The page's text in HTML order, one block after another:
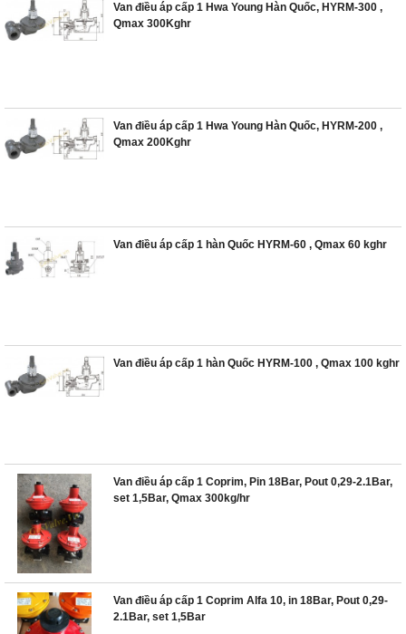
Van điều áp cấp 1 Hwa Young Hàn Quốc, HYRM-300 ,
Qmax 300Kghr
Van điều áp cấp 1 Hwa Young Hàn Quốc, HYRM-200 ,
Qmax 200Kghr
Van điều áp cấp 1 hàn Quốc HYRM-60 , Qmax 60 kghr
Van điều áp cấp 1 hàn Quốc HYRM-100 , Qmax 100 kghr
Van điều áp cấp 1 Coprim, Pin 18Bar, Pout 0,29-2.1Bar,
set 1,5Bar, Qmax 300kg/hr
Van điều áp cấp 1 Coprim Alfa 10, in 18Bar, Pout 0,29-
2.1Bar, set 1,5Bar